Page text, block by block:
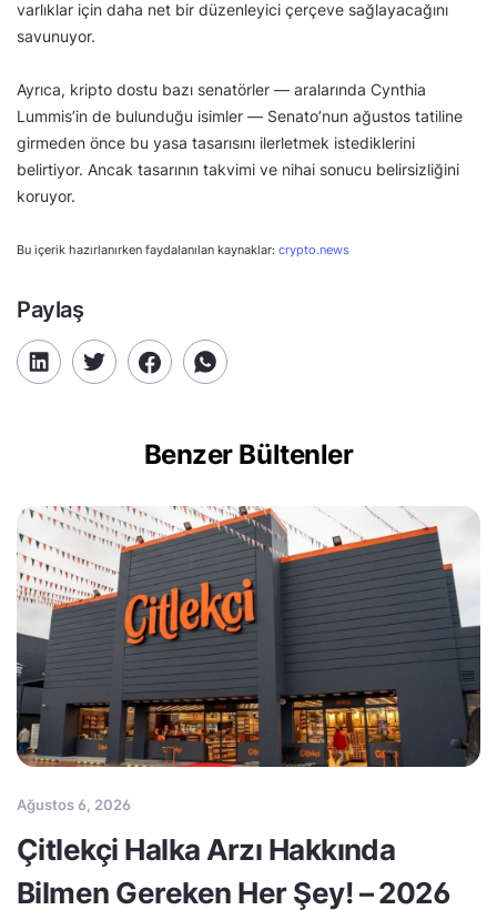
varlıklar için daha net bir düzenleyici çerçeve sağlayacağını
savunuyor.
Ayrıca, kripto dostu bazı senatörler — aralarında Cynthia
Lummis’in de bulunduğu isimler — Senato’nun ağustos tatiline
girmeden önce bu yasa tasarısını ilerletmek istediklerini
belirtiyor. Ancak tasarının takvimi ve nihai sonucu belirsizliğini
koruyor.
Bu içerik hazırlanırken faydalanılan kaynaklar: crypto.news
Paylaş
Benzer Bültenler
Ağustos 6, 2026
Çitlekçi Halka Arzı Hakkında
Bilmen Gereken Her Şey! – 2026